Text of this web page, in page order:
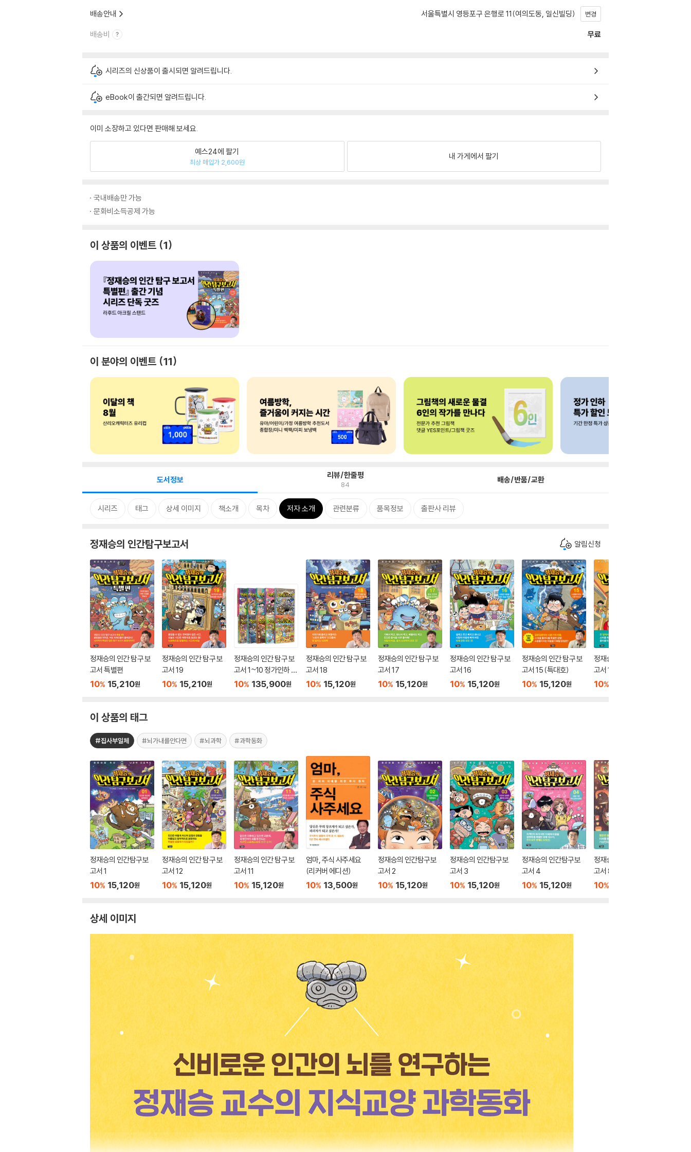
배송안내 서울특별시 영등포구 은행로 11(여의도동, 일신빌딩) 변경
배송비 무료
시리즈의 신상품이 출시되면 알려드립니다.
eBook이 출간되면 알려드립니다.
이미 소장하고 있다면 판매해 보세요.
예스24에 팔기
최상 매입가 2,600원
내 가게에서 팔기
국내배송만 가능
문화비소득공제 가능
이 상품의 이벤트 1
이 분야의 이벤트 11
도서정보 리뷰/한줄평
84 배송/반품/교환
시리즈 태그 상세 이미지 책소개 목차 저자 소개 관련분류 품목정보 출판사 리뷰
정재승의 인간탐구보고서 알림신청
정재승의 인간 탐구 보
고서 특별편
10% 15,210원
정재승의 인간 탐구 보
고서 19
10% 15,210원
정재승의 인간 탐구 보
고서 1~10 정가인하 세
트
10% 135,900원
정재승의 인간 탐구 보
고서 18
10% 15,120원
정재승의 인간 탐구 보
고서 17
10% 15,120원
정재승의 인간 탐구 보
고서 16
10% 15,120원
정재승의 인간 탐구 보
고서 15 (특대호)
10% 15,120원
정재승의 인간 탐구 보
고서 14
10%
이 상품의 태그
#집사부일체 #뇌가내를안다면 #뇌과학 #과학동화
정재승의 인간탐구보
고서 1
10% 15,120원
정재승의 인간 탐구 보
고서 12
10% 15,120원
정재승의 인간 탐구 보
고서 11
10% 15,120원
엄마, 주식 사주세요
(리커버 에디션)
10% 13,500원
정재승의 인간탐구보
고서 2
10% 15,120원
정재승의 인간탐구보
고서 3
10% 15,120원
정재승의 인간탐구보
고서 4
10% 15,120원
정재승의 인간탐구보
고서 8
10%
상세 이미지